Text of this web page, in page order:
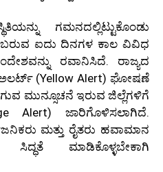
ಗಮನದಲ್ಲಿಟ್ಟುಕೊಂಡು
ಐದು ದಿನಗಳ ಕಾಲ ವಿವಿಧ
ರವಾನಿಸಿದೆ. ರಾಜ್ಯದ
(Yellow Alert) ಘೋಷಣೆ
ಮುನ್ಸೂಚನೆ ಇರುವ ಜಿಲ್ಲೆಗಳಿಗೆ
Alert) ಜಾರಿಗೊಳಿಸಲಾಗಿದೆ.
ಮತ್ತು ರೈತರು ಹವಾಮಾನ
ಮಾಡಿಕೊಳ್ಳಬೇಕಾಗಿ